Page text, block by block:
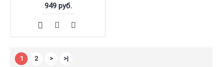
949 руб.
1 2 >
>|